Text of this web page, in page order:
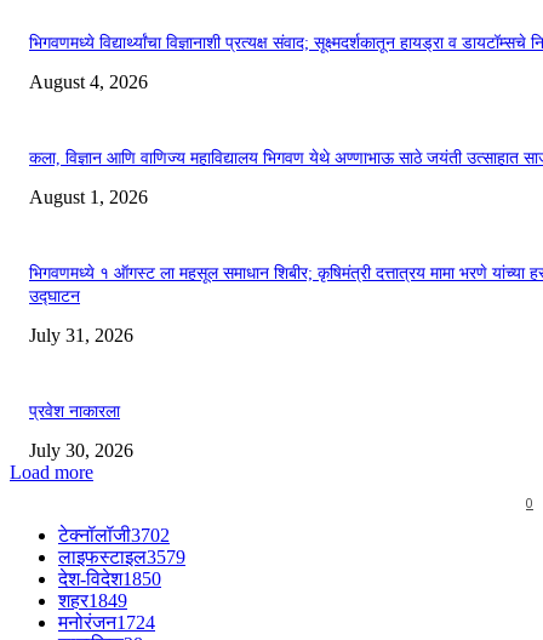
भिगवणमध्ये विद्यार्थ्यांचा विज्ञानाशी प्रत्यक्ष संवाद; सूक्ष्मदर्शकातून हायड्रा व डायटॉम्सचे
August 4, 2026
कला, विज्ञान आणि वाणिज्य महाविद्यालय भिगवण येथे अण्णाभाऊ साठे जयंती उत्साहात
August 1, 2026
भिगवणमध्ये १ ऑगस्ट ला महसूल समाधान शिबीर; कृषिमंत्री दत्तात्रय मामा भरणे यांच्या
उद्घाटन
July 31, 2026
प्रवेश नाकारला
July 30, 2026
Load more
0
टेक्नॉलॉजी3702
लाइफस्टाइल3579
देश-विदेश1850
शहर1849
मनोरंजन1724